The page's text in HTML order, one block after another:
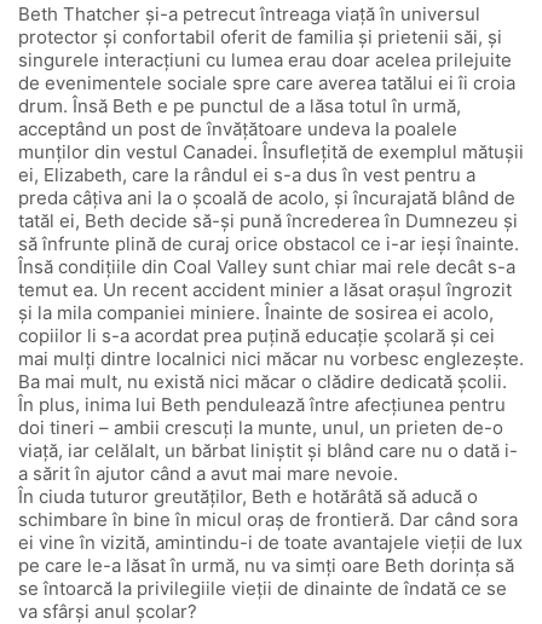
Beth Thatcher și-a petrecut întreaga viață în universul
protector și confortabil oferit de familia și prietenii săi, și
singurele interacțiuni cu lumea erau doar acelea prilejuite
de evenimentele sociale spre care averea tatălui ei îi croia
drum. Însă Beth e pe punctul de a lăsa totul în urmă,
acceptând un post de învățătoare undeva la poalele
munților din vestul Canadei. Însuflețită de exemplul mătușii
ei, Elizabeth, care la rândul ei s-a dus în vest pentru a
preda câțiva ani la o școală de acolo, și încurajată blând de
tatăl ei, Beth decide să-și pună încrederea în Dumnezeu și
să înfrunte plină de curaj orice obstacol ce i-ar ieși înainte.
Însă condițiile din Coal Valley sunt chiar mai rele decât s-a
temut ea. Un recent accident minier a lăsat orașul îngrozit
și la mila companiei miniere. Înainte de sosirea ei acolo,
copiilor li s-a acordat prea puțină educație școlară și cei
mai mulți dintre localnici nici măcar nu vorbesc englezește.
Ba mai mult, nu există nici măcar o clădire dedicată școlii.
În plus, inima lui Beth pendulează între afecțiunea pentru
doi tineri – ambii crescuți la munte, unul, un prieten de-o
viață, iar celălalt, un bărbat liniștit și blând care nu o dată i-
a sărit în ajutor când a avut mai mare nevoie.
În ciuda tuturor greutăților, Beth e hotărâtă să aducă o
schimbare în bine în micul oraș de frontieră. Dar când sora
ei vine în vizită, amintindu-i de toate avantajele vieții de lux
pe care le-a lăsat în urmă, nu va simți oare Beth dorința să
se întoarcă la privilegiile vieții de dinainte de îndată ce se
va sfârși anul școlar?